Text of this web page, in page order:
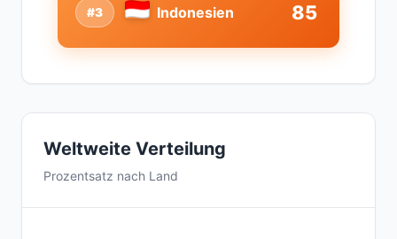
#3 Indonesien 85
Weltweite Verteilung
Prozentsatz nach Land